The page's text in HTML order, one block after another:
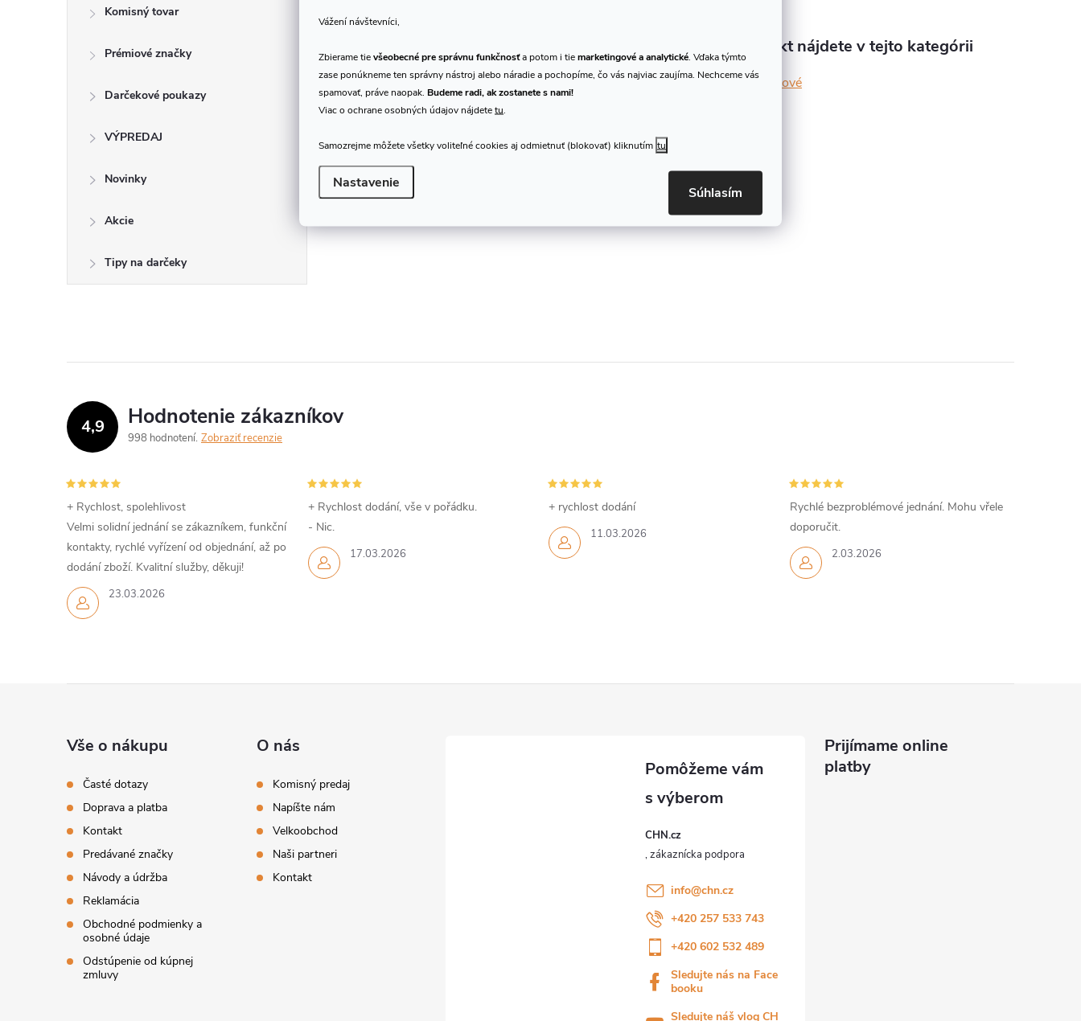
Vážení návštevníci,
Zbierame tievšeobecné pre správnu funkčnosťa potom i tiemarketingové a analytické . Vďaka týmto
zase ponúkneme ten správny nástroj alebo náradie a pochopíme, čo vás najviac zaujíma. Nechceme vás
spamovať, práve naopak. Budeme radi, ak zostanete s nami!
Viac o ochrane osobných údajov nájdetetu
Samozrejme môžete všetky voliteľné cookies aj odmietnuť (blokovať) kliknutím tu
Nastavenie
Súhlasím
Komisný tovar
Prémiové značky
Darčekové poukazy
VÝPREDAJ
Novinky
Akcie
Tipy na darčeky
Produkt nájdete v tejto kategórii
střevové
4,9 Hodnotenie zákazníkov
998 hodnotení Zobraziť recenzie
23.03.2026
+ Rychlost, spolehlivost
Velmi solidní jednání se zákazníkem, funkční
kontakty, rychlé vyřízení od objednání, až po
dodání zboží. Kvalitní služby, děkuji!
17.03.2026
+ Rychlost dodání, vše v pořádku.
- Nic.
11.03.2026
+ rychlost dodání
2.03.2026
Rychlé bezproblémové jednání. Mohu vřele
doporučit.
Vše o nákupu
Časté dotazy
Doprava a platba
Kontakt
Predávané značky
Návody a údržba
Reklamácia
Obchodné podmienky a
osobné údaje
Odstúpenie od kúpnej
zmluvy
O nás
Komisný predaj
Napíšte nám
Velkoobchod
Naši partneri
Kontakt
CHN.cz
info@chn.cz
+420 257 533 743
+420 602 532 489
Sledujte nás na Face
booku
Sledujte náš vlog CH
Prijímame online
platby